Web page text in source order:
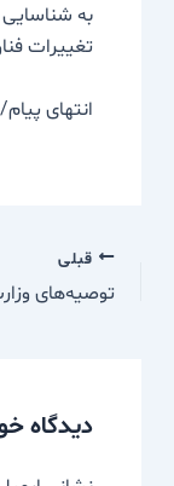
به شناسایی
تغییرات
انتهای پیام/
قبلی
دیدگاه‌